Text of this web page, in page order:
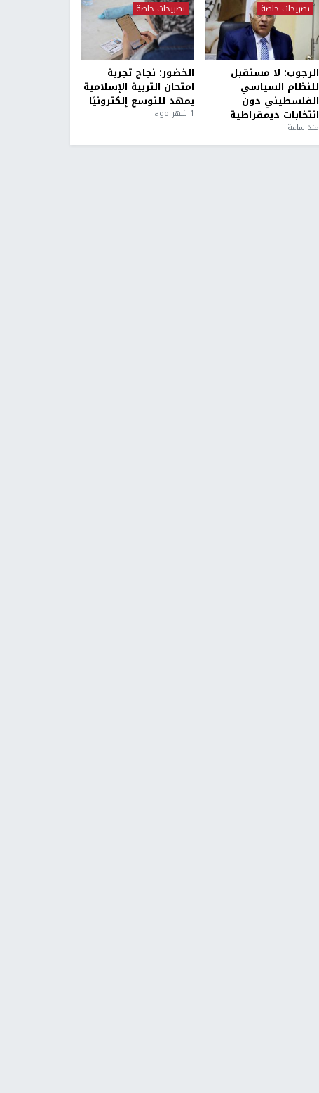
تصريحات خاصة
الرجوب: لا مستقبل
للنظام السياسي
الفلسطيني دون
انتخابات ديمقراطية
منذ ساعة
تصريحات خاصة
الخضور: نجاح تجربة
امتحان التربية الإسلامية
يمهد للتوسع إلكترونيًا
1 شهر ago